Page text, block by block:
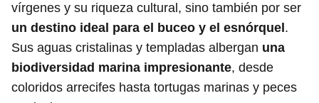
vírgenes y su riqueza cultural, sino también por ser
un destino ideal para el buceo y el esnórquel .
Sus aguas cristalinas y templadas albergan una
biodiversidad marina impresionante, desde
coloridos arrecifes hasta tortugas marinas y peces